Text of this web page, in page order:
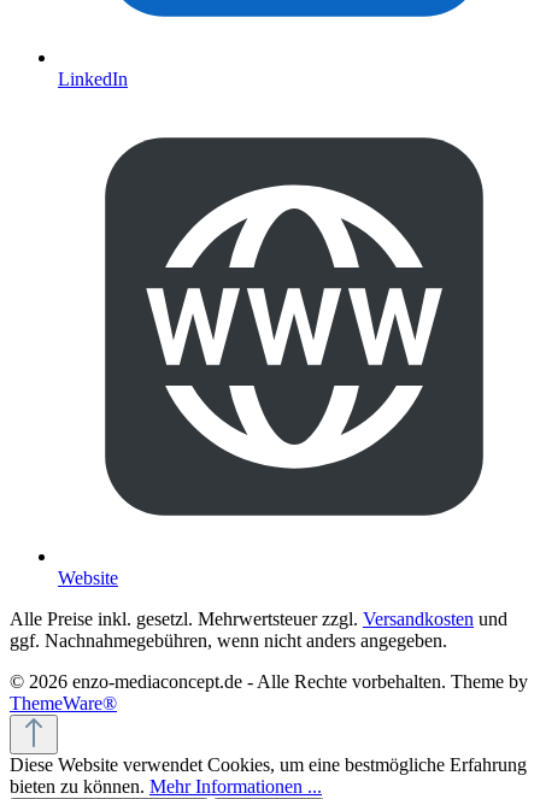
LinkedIn
Website
Alle Preise inkl. gesetzl. Mehrwertsteuer zzgl. Versandkosten und
ggf. Nachnahmegebühren, wenn nicht anders angegeben.
© 2026 enzo-mediaconcept.de - Alle Rechte vorbehalten. Theme by
ThemeWare®
Diese Website verwendet Cookies, um eine bestmögliche Erfahrung
bieten zu können. Mehr Informationen ...